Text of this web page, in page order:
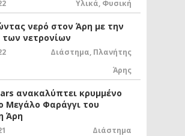
Υλικά, Φυσική
νερό στον Άρη με την
των νετρονίων
Διάστημα, Πλανήτης
Άρης
ανακαλύπτει κρυμμένο
Μεγάλο Φαράγγι του
Άρη
Διάστημα